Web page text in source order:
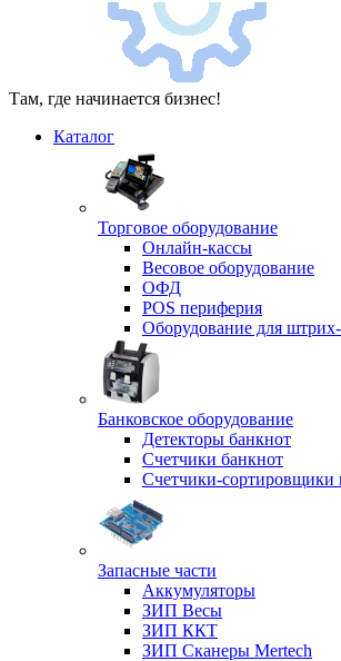
Там, где начинается бизнес!
Каталог
Торговое оборудование
Онлайн-кассы
Весовое оборудование
ОФД
POS периферия
Оборудование для
Банковское оборудование
Детекторы банкнот
Счетчики банкнот
Счетчики-сортировщики
Запасные части
Аккумуляторы
ЗИП Весы
ЗИП ККТ
ЗИП Сканеры Mertech